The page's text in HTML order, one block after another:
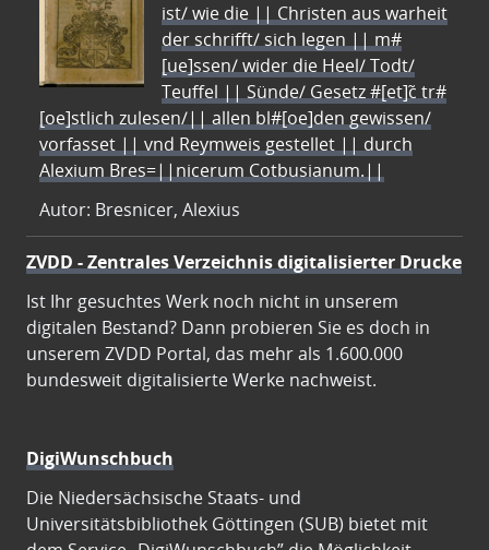
ist/ wie die || Christen aus warheit
der schrifft/ sich legen || m#
[ue]ssen/ wider die Heel/ Todt/
Teuffel || Sünde/ Gesetz #[et]c̃ tr#
[oe]stlich zulesen/|| allen bl#[oe]den gewissen/
vorfasset || vnd Reymweis gestellet || durch
Alexium Bres=||nicerum Cotbusianum.||
Autor: Bresnicer, Alexius
ZVDD - Zentrales Verzeichnis digitalisierter Drucke
Ist Ihr gesuchtes Werk noch nicht in unserem
digitalen Bestand? Dann probieren Sie es doch in
unserem ZVDD Portal, das mehr als 1.600.000
bundesweit digitalisierte Werke nachweist.
DigiWunschbuch
Die Niedersächsische Staats- und
Universitätsbibliothek Göttingen (SUB) bietet mit